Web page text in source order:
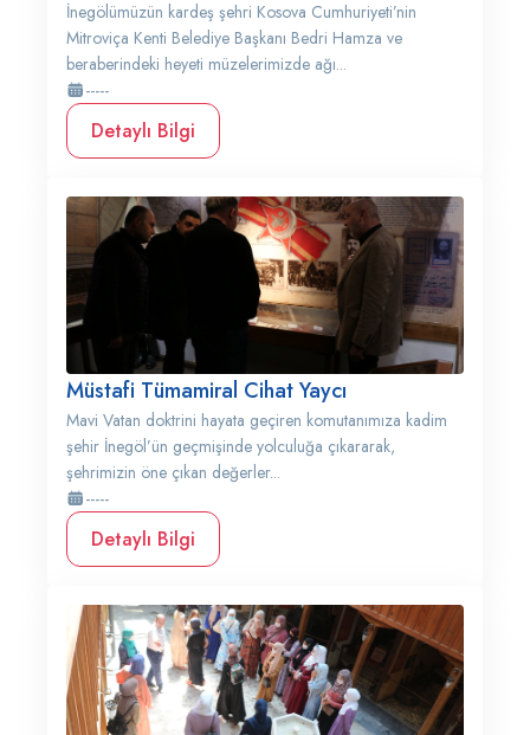
İnegölümüzün kardeş şehri Kosova Cumhuriyeti’nin
Mitroviça Kenti Belediye Başkanı Bedri Hamza ve
beraberindeki heyeti müzelerimizde ağı...
-----
Detaylı Bilgi
Müstafi Tümamiral Cihat Yaycı
Mavi Vatan doktrini hayata geçiren komutanımıza kadim
şehir İnegöl’ün geçmişinde yolculuğa çıkararak,
şehrimizin öne çıkan değerler...
-----
Detaylı Bilgi